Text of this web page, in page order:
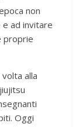
non
e ad invitare
proprie
volta alla
Oggi